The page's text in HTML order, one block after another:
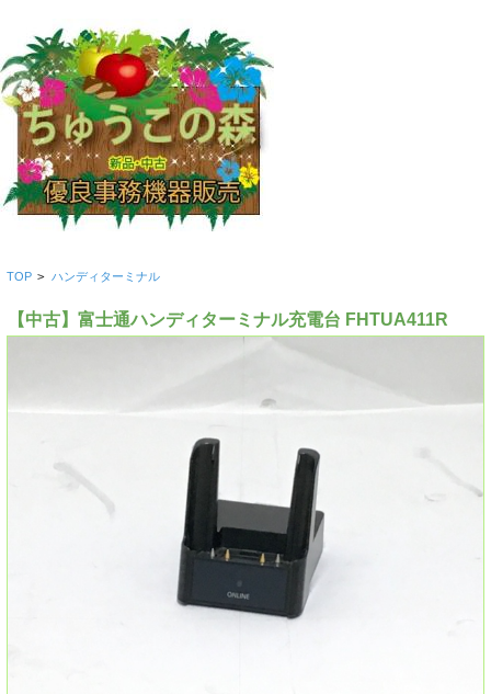
TOP > ハンディターミナル
【中古】富士通ハンディターミナル充電台 FHTUA411R